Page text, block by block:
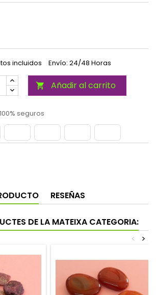
incluidos Envío: 24/48 Horas
 Añadir al carrito
seguros
RESEÑAS
DE LA MATEIXA CATEGORIA:
>
<